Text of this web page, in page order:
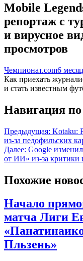
Mobile
репортаж с
и вирусное
просмотров
Чемпионат.com6
Как приехать
и стать известным
Навигация
Предыдущая: Kotaku:
из-за педофильских
Далее: Google
от ИИ» из-за критики
Похожие
Начало
матча Лиги
Пльзень»